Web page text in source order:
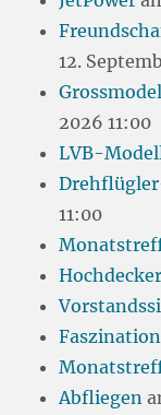
12.
2026 11:00
LVB-
11:00
Abfliegen